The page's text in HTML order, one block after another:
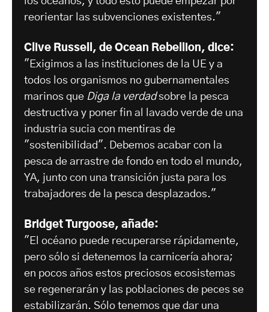
reorientar las subvenciones existentes."
Clive Russell, de Ocean Rebellion, dice:
"Exigimos a las instituciones de la UE y a
todos los organismos no gubernamentales
marinos que Diga la verdadsobre la pesca
destructiva y poner fin al lavado verde de una
industria sucia con mentiras de
"sostenibilidad". Debemos acabar con la
pesca de arrastre de fondo en todo el mundo,
YA, junto con una transición justa para los
trabajadores de la pesca desplazados."
Bridget Turgoose, añade:
"El océano puede recuperarse rápidamente,
pero sólo si detenemos la carnicería ahora;
en pocos años estos preciosos ecosistemas
se regenerarán y las poblaciones de peces se
estabilizarán. Sólo tenemos que dar una